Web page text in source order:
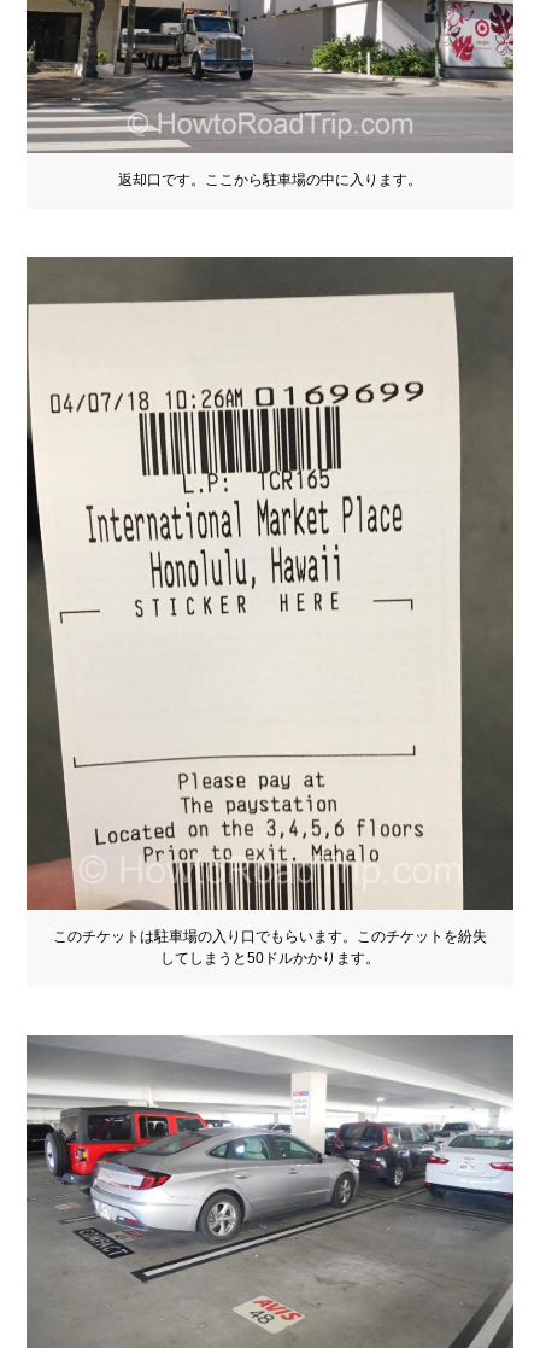
返却口です。ここから駐車場の中に入ります。
このチケットは駐車場の入り口でもらいます。このチケットを紛失
してしまうと50ドルかかります。